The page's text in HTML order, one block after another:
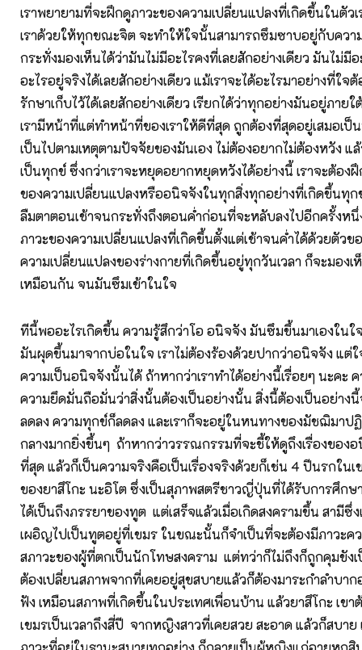
เราพยายามที่จะฝึกดูภาวะของความเปลี่ยนแปลงที่เกิดขึ้นในตัว
เราด้วยให้ทุกขณะจิต จะทำให้ใจนั้นสามารถซึมซาบอยู่กับควา
กระทั่งมองเห็นได้ว่ามันไม่มีอะไรคงที่เลยสักอย่างเดียว มันไม่มีอ
อะไรอยู่จริงได้เลยสักอย่างเดียว แม้เราจะได้อะไรมาอย่างที่ใจ
รักษาเก็บไว้ได้เลยสักอย่างเดียว เรียกได้ว่าทุกอย่างมันอยู่ภาย
เรามีหน้าที่แต่ทำหน้าที่ของเราให้ดีที่สุด ถูกต้องที่สุดอยู่เสมอเป็
เป็นไปตามเหตุตามปัจจัยของมันเอง ไม่ต้องอยากไม่ต้องหวัง แล้
เป็นทุกข์ ซึ่งกว่าเราจะหยุดอยากหยุดหวังได้อย่างนี้ เราจะต้อง
ของความเปลี่ยนแปลงหรืออนิจจังในทุกสิ่งทุกอย่างที่เกิดขึ้นทุ
ลืมตาตอนเช้าจนกระทั่งถึงตอนค่ำก่อนที่จะหลับลงไปอีกครั้งหนึ่
ภาวะของความเปลี่ยนแปลงที่เกิดขึ้นตั้งแต่เช้าจนค่ำได้ด้วยตัวขอ
ความเปลี่ยนแปลงของร่างกายที่เกิดขึ้นอยู่ทุกวันเวลา ก็จะมอง
เหมือนกัน จนมันซึมเข้าในใจ
ทีนี้พออะไรเกิดขึ้น ความรู้สึกว่าโอ อนิจจัง มันซึมขึ้นมาเองใน
มันผุดขึ้นมาจากบ่อในใจ เราไม่ต้องร้องด้วยปากว่าอนิจจัง แต่
ความเป็นอนิจจังนั้นได้ ถ้าหากว่าเราทำได้อย่างนี้เรื่อยๆ นะคะ
ความยึดมั่นถือมั่นว่าสิ่งนั้นต้องเป็นอย่างนั้น สิ่งนี้ต้องเป็นอย่าง
ลดลง ความทุกข์ก็ลดลง และเราก็จะอยู่ในหนทางของมัชฌิมาป
กลางมากยิ่งขึ้นๆ ถ้าหากว่าวรรณกรรมที่จะชี้ให้ดูถึงเรื่องของ
ที่สุด แล้วก็เป็นความจริงคือเป็นเรื่องจริงด้วยก็เช่น 4 ปีนรกใน
ของยาสึโกะ นะอิโต ซึ่งเป็นสุภาพสตรีชาวญี่ปุ่นที่ได้รับการศึกษ
ได้เป็นถึงภรรยาของทูต แต่เสร็จแล้วเมื่อเกิดสงครามขึ้น สามีซึ่ง
เผอิญไปเป็นทูตอยู่ที่เขมร ในขณะนั้นก็จำเป็นที่จะต้องมีภาวะค
สภาวะของผู้ที่ตกเป็นนักโทษสงคราม แต่ทว่าก็ไม่ถึงก็ถูกคุมขัง
ต้องเปลี่ยนสภาพจากที่เคยอยู่สุขสบายแล้วก็ต้องมาระกำลำบาก
ฟัง เหมือนสภาพที่เกิดขึ้นในประเทศเพื่อนบ้าน แล้วยาสึโกะ เข
เขมรเป็นเวลาถึงสี่ปี จากหญิงสาวที่เคยสวย สะอาด แล้วก็สบา